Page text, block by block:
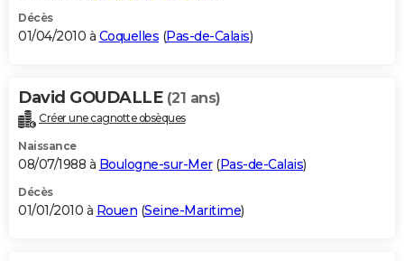
Décès
01/04/2010 à Coquelles (Pas-de-Calais)
David GOUDALLE (21 ans)
Créer une cagnotte obsèques
Naissance
08/07/1988 à Boulogne-sur-Mer(Pas-de-Calais)
Décès
01/01/2010 à Rouen (Seine-Maritime)